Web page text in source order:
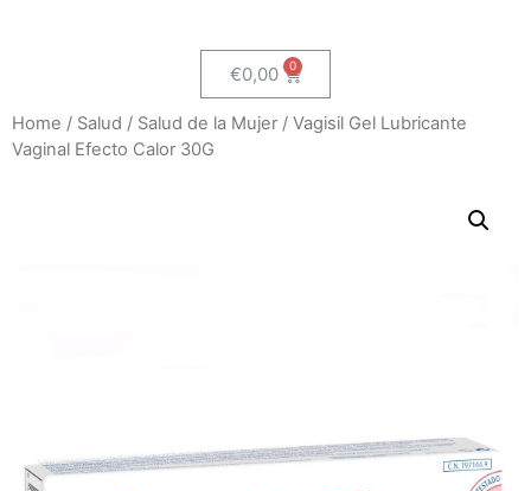
€0,00
Home / Salud / Salud de la Mujer / Vagisil Gel Lubricante
Vaginal Efecto Calor 30G